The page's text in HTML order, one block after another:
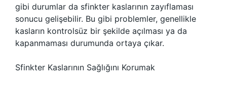
gibi durumlar da sfinkter kaslarının zayıflaması
sonucu gelişebilir. Bu gibi problemler, genellikle
kasların kontrolsüz bir şekilde açılması ya da
kapanmaması durumunda ortaya çıkar.
Sfinkter Kaslarının Sağlığını Korumak